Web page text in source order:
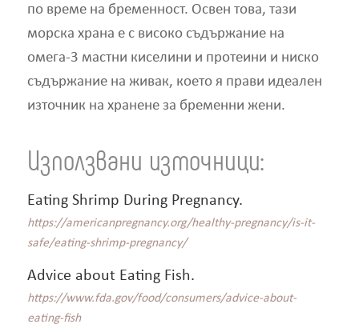
по време на бременност. Освен това, тази
морска храна е с високо съдържание на
омега-3 мастни киселини и протеини и ниско
съдържание на живак, което я прави идеален
източник на хранене за бременни жени.
Използвани източници:
Eating Shrimp During Pregnancy.
https://americanpregnancy.org/healthy-pregnancy/is-it-
safe/eating-shrimp-pregnancy/
Advice about Eating Fish.
https://www.fda.gov/food/consumers/advice-about-
eating-fish